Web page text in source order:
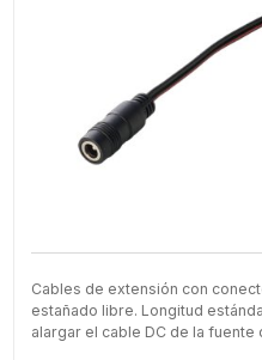
Cables de extensión con
estañado libre. Longitud
alargar el cable DC de la fuente